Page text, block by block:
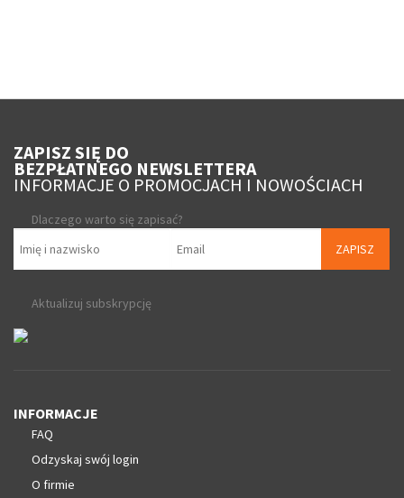
ZAPISZ SIĘ DO
BEZPŁATNEGO NEWSLETTERA
INFORMACJE O PROMOCJACH I NOWOŚCIACH
Dlaczego warto się zapisać?
ZAPISZ
Aktualizuj subskrypcję
INFORMACJE
FAQ
Odzyskaj swój login
O firmie